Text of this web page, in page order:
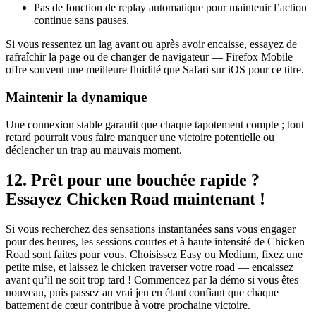
Pas de fonction de replay automatique pour maintenir l’action
continue sans pauses.
Si vous ressentez un lag avant ou après avoir encaisse, essayez de
rafraîchir la page ou de changer de navigateur — Firefox Mobile
offre souvent une meilleure fluidité que Safari sur iOS pour ce titre.
Maintenir la dynamique
Une connexion stable garantit que chaque tapotement compte ; tout
retard pourrait vous faire manquer une victoire potentielle ou
déclencher un trap au mauvais moment.
12. Prêt pour une bouchée rapide ?
Essayez Chicken Road maintenant !
Si vous recherchez des sensations instantanées sans vous engager
pour des heures, les sessions courtes et à haute intensité de Chicken
Road sont faites pour vous. Choisissez Easy ou Medium, fixez une
petite mise, et laissez le chicken traverser votre road — encaissez
avant qu’il ne soit trop tard ! Commencez par la démo si vous êtes
nouveau, puis passez au vrai jeu en étant confiant que chaque
battement de cœur contribue à votre prochaine victoire.